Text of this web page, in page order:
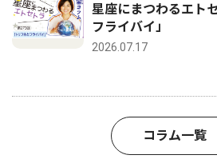
星座にまつわるエト
フライバイ」
2026.07.17
コラム一覧